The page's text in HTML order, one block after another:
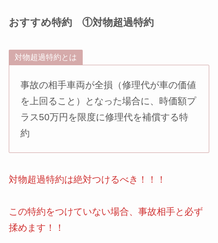
おすすめ特約 ①対物超過特約
対物超過特約とは
事故の相手車両が全損（修理代が車の価値
を上回ること）となった場合に、時価額プ
ラス50万円を限度に修理代を補償する特
約
対物超過特約は絶対つけるべき！！！
この特約をつけていない場合、事故相手と必ず
揉めます！！